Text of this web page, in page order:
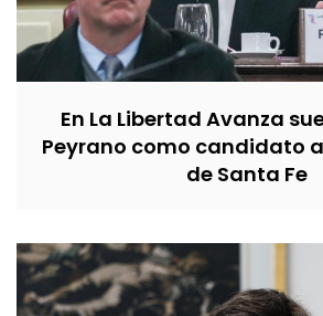
En La Libertad Avanza
Peyrano como candidato
de Santa Fe